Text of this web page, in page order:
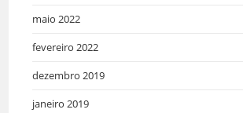
maio 2022
fevereiro 2022
dezembro 2019
janeiro 2019